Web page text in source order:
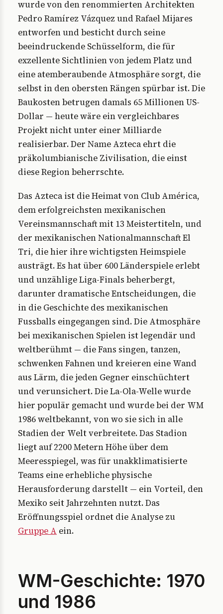
wurde von den renommierten Architekten
Pedro Ramírez Vázquez und Rafael Mijares
entworfen und besticht durch seine
beeindruckende Schüsselform, die für
exzellente Sichtlinien von jedem Platz und
eine atemberaubende Atmosphäre sorgt, die
selbst in den obersten Rängen spürbar ist. Die
Baukosten betrugen damals 65 Millionen US-
Dollar — heute wäre ein vergleichbares
Projekt nicht unter einer Milliarde
realisierbar. Der Name Azteca ehrt die
präkolumbianische Zivilisation, die einst
diese Region beherrschte.
Das Azteca ist die Heimat von Club América,
dem erfolgreichsten mexikanischen
Vereinsmannschaft mit 13 Meistertiteln, und
der mexikanischen Nationalmannschaft El
Tri, die hier ihre wichtigsten Heimspiele
austrägt. Es hat über 600 Länderspiele erlebt
und unzählige Liga-Finals beherbergt,
darunter dramatische Entscheidungen, die
in die Geschichte des mexikanischen
Fussballs eingegangen sind. Die Atmosphäre
bei mexikanischen Spielen ist legendär und
weltberühmt — die Fans singen, tanzen,
schwenken Fahnen und kreieren eine Wand
aus Lärm, die jeden Gegner einschüchtert
und verunsichert. Die La-Ola-Welle wurde
hier populär gemacht und wurde bei der WM
1986 weltbekannt, von wo sie sich in alle
Stadien der Welt verbreitete. Das Stadion
liegt auf 2200 Metern Höhe über dem
Meeresspiegel, was für unakklimatisierte
Teams eine erhebliche physische
Herausforderung darstellt — ein Vorteil, den
Mexiko seit Jahrzehnten nutzt. Das
Eröffnungsspiel ordnet die Analyse zu
Gruppe A ein.
WM-Geschichte: 1970
und 1986